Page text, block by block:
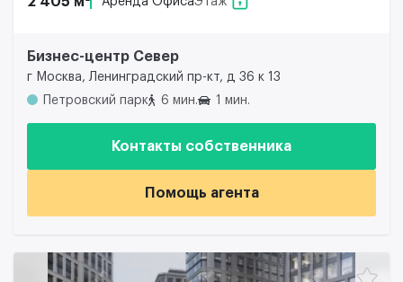
Бизнес-центр Север
г Москва, Ленинградский пр-кт, д 36 к 13
Петровский парк
6 мин. 1 мин.
Контакты собственника
Помощь агента